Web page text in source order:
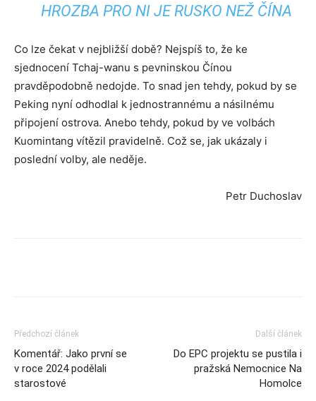
HROZBA PRO NI JE RUSKO NEŽ ČÍNA
Co lze čekat v nejbližší době? Nejspíš to, že ke
sjednocení Tchaj-wanu s pevninskou Čínou
pravděpodobně nedojde. To snad jen tehdy, pokud by se
Peking nyní odhodlal k jednostrannému a násilnému
připojení ostrova. Anebo tehdy, pokud by ve volbách
Kuomintang vítězil pravidelně. Což se, jak ukázaly i
poslední volby, ale neděje.
Petr Duchoslav
Předchozí článek
Komentář: Jako první se
v roce 2024 podělali
starostové
Další článek
Do EPC projektu se pustila i
pražská Nemocnice Na
Homolce